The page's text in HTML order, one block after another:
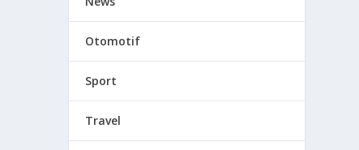
Otomotif
Sport
Travel